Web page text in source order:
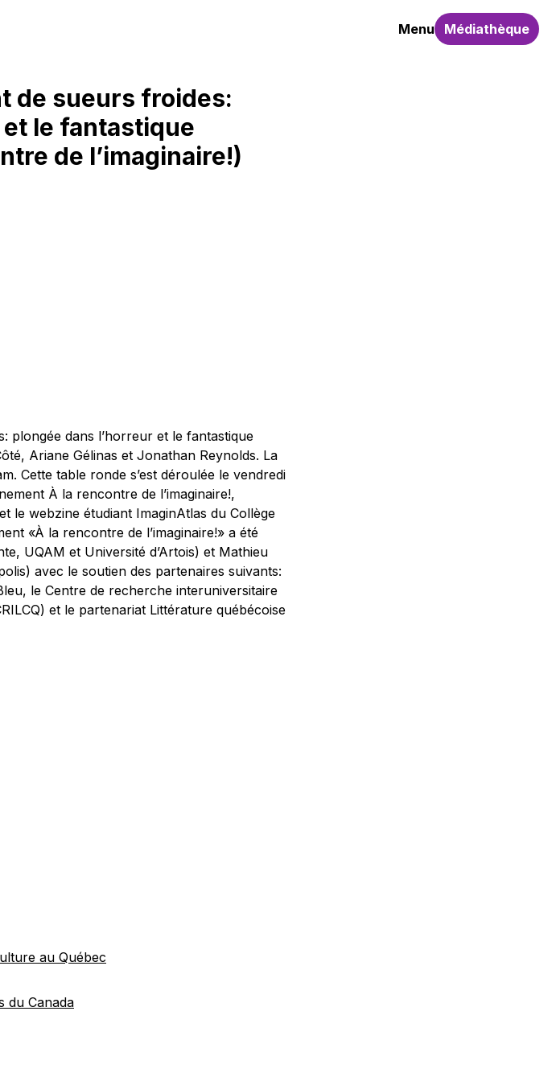
Menu Médiathèque
de sueurs froides:
le fantastique
de l’imaginaire!)
plongée dans l’horreur et le fantastique
Ariane Gélinas et Jonathan Reynolds. La
Cette table ronde s’est déroulée le vendredi
À la rencontre de l’imaginaire!,
le webzine étudiant ImaginAtlas du Collège
«À la rencontre de l’imaginaire!» a été
UQAM et Université d’Artois) et Mathieu
avec le soutien des partenaires suivants:
le Centre de recherche interuniversitaire
et le partenariat Littérature québécoise
au Québec
du Canada